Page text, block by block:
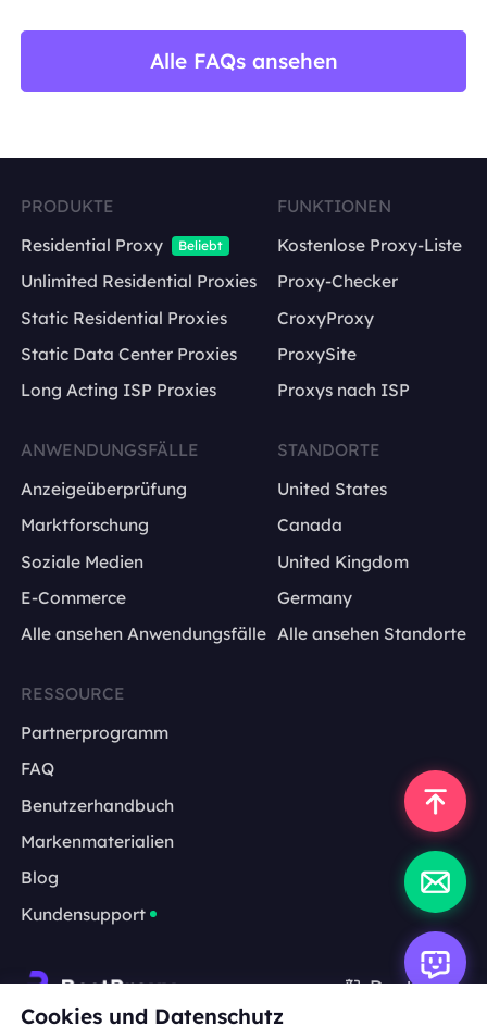
Alle FAQs ansehen
PRODUKTE
Residential Proxy
Beliebt
Unlimited Residential Proxies
Static Residential Proxies
Static Data Center Proxies
Long Acting ISP Proxies
FUNKTIONEN
Kostenlose Proxy-Liste
Proxy-Checker
CroxyProxy
ProxySite
Proxys nach ISP
ANWENDUNGSFÄLLE
Anzeigeüberprüfung
Marktforschung
Soziale Medien
E-Commerce
Alle ansehen Anwendungsfälle
STANDORTE
United States
Canada
United Kingdom
Germany
Alle ansehen Standorte
RESSOURCE
Partnerprogramm
FAQ
Benutzerhandbuch
Markenmaterialien
Blog
Kundensupport
Deutsch
Cookies und Datenschutz